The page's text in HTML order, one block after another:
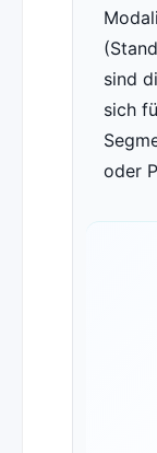
sind
sich
oder